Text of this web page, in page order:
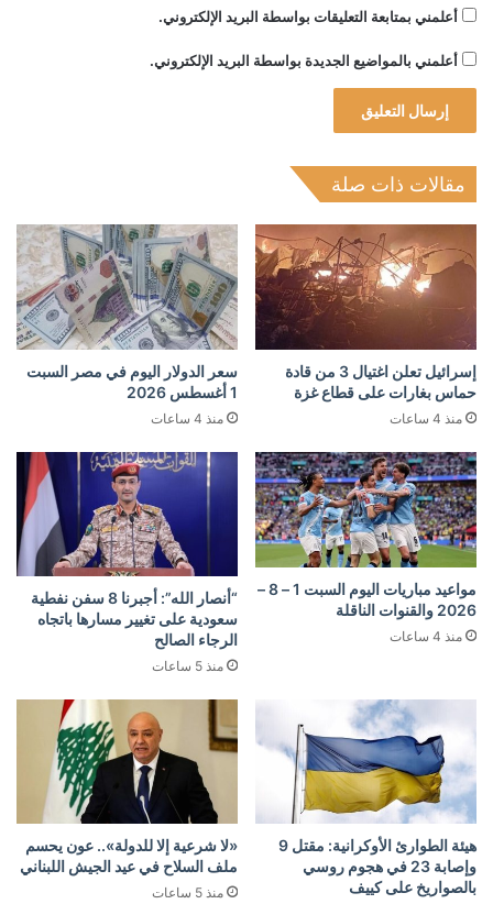
أعلمني بمتابعة التعليقات بواسطة البريد الإلكتروني.
أعلمني بالمواضيع الجديدة بواسطة البريد الإلكتروني.
مقالات ذات صلة
إسرائيل تعلن اغتيال 3 من قادة
حماس بغارات على قطاع غزة
منذ 4 ساعات
سعر الدولار اليوم في مصر السبت
1 أغسطس 2026
منذ 4 ساعات
مواعيد مباريات اليوم السبت 1 – 8 –
2026 والقنوات الناقلة
منذ 4 ساعات
“أنصار الله”: أجبرنا 8 سفن نفطية
سعودية على تغيير مسارها باتجاه
الرجاء الصالح
منذ 5 ساعات
هيئة الطوارئ الأوكرانية: مقتل 9
وإصابة 23 في هجوم روسي
بالصواريخ على كييف
«لا شرعية إلا للدولة».. عون يحسم
ملف السلاح في عيد الجيش اللبناني
منذ 5 ساعات